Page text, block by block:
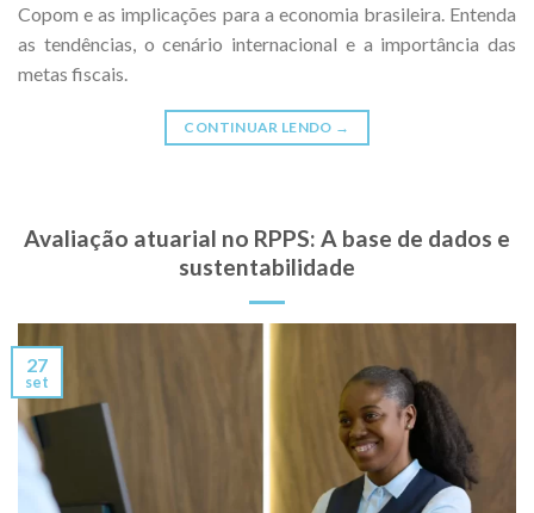
Copom e as implicações para a economia brasileira. Entenda
as tendências, o cenário internacional e a importância das
metas fiscais.
CONTINUAR LENDO →
Avaliação atuarial no RPPS: A base de dados e
sustentabilidade
27
set